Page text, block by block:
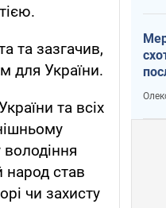
та зазгачив,
для України.
та всіх
народ став
чи захисту